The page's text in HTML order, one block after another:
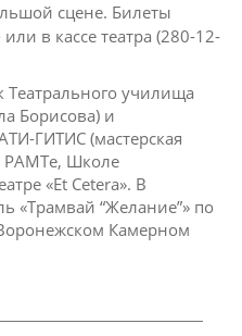
сцене. Билеты
или в кассе театра (280-12-
Театрального училища
Борисова) и
ГИТИС (мастерская
РАМТе, Школе
«Et Cetera». В
«Трамвай “Желание”» по
Камерном